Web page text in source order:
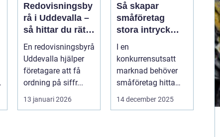
Redovisningsby
rå i Uddevalla –
så hittar du rätt
stöd för
företagets
ekonomi
En redovisningsbyrå
Uddevalla hjälper
företagare att få
ordning på siffr...
13 januari 2026
Så skapar
småföretag
stora intryck
med kreativ
marknadsföring
I en
konkurrensutsatt
marknad behöver
småföretag hitta
sätt att sticka ut
14 december 2025